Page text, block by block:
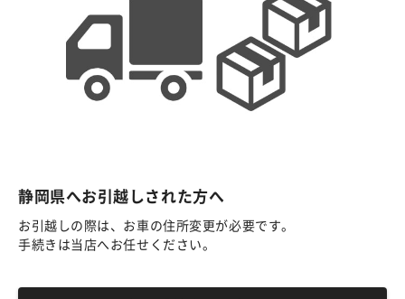
静岡県へお引越しされた方へ
お引越しの際は、お車の住所変更が必要です。
手続きは当店へお任せください。